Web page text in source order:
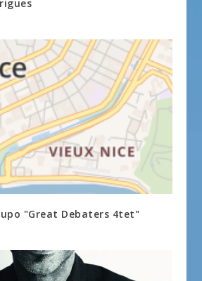
"Great Debaters 4tet"